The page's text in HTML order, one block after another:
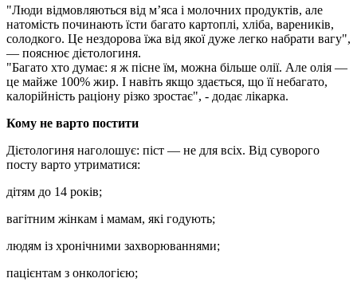
"Люди відмовляються від м’яса і молочних продуктів, але
натомість починають їсти багато картоплі, хліба, вареників,
солодкого. Це нездорова їжа від якої дуже легко набрати вагу",
— пояснює дієтологиня.
"Багато хто думає: я ж пісне їм, можна більше олії. Але олія —
це майже 100% жир. І навіть якщо здається, що її небагато,
калорійність раціону різко зростає", - додає лікарка.
Кому не варто постити
Дієтологиня наголошує: піст — не для всіх. Від суворого
посту варто утриматися:
дітям до 14 років;
вагітним жінкам і мамам, які годують;
людям із хронічними захворюваннями;
пацієнтам з онкологією;